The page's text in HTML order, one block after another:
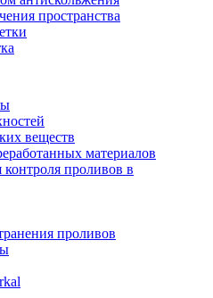
пространства
веществ
материалов
проливов в
проливов